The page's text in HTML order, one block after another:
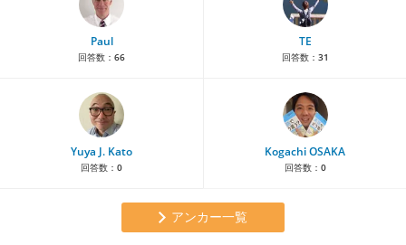
Paul
回答数： 66
TE
回答数： 31
Yuya J. Kato
回答数： 0
Kogachi OSAKA
回答数： 0
アンカー一覧